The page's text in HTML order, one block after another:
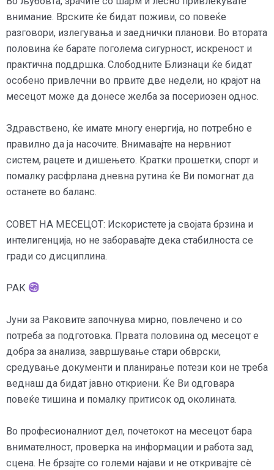
внимание. Врските ќе бидат поживи, со повеќе
разговори, излегувања и заеднички планови. Во втората
половина ќе барате поголема сигурност, искреност и
практична поддршка. Слободните Близнаци ќе бидат
особено привлечни во првите две недели, но крајот на
месецот може да донесе желба за посериозен однос.
Здравствено, ќе имате многу енергија, но потребно е
правилно да ја насочите. Внимавајте на нервниот
систем, рацете и дишењето. Кратки прошетки, спорт и
помалку расфрлана дневна рутина ќе Ви помогнат да
останете во баланс.
СОВЕТ НА МЕСЕЦОТ: Искористете ја својата брзина и
интелигенција, но не заборавајте дека стабилноста се
гради со дисциплина.
РАК
Јуни за Раковите започнува мирно, повлечено и со
потреба за подготовка. Првата половина од месецот е
добра за анализа, завршување стари обврски,
средување документи и планирање потези кои не треба
веднаш да бидат јавно откриени. Ќе Ви одговара
повеќе тишина и помалку притисок од околината.
Во професионалниот дел, почетокот на месецот бара
внимателност, проверка на информации и работа зад
сцена. Не брзајте со големи најави и не откривајте сè